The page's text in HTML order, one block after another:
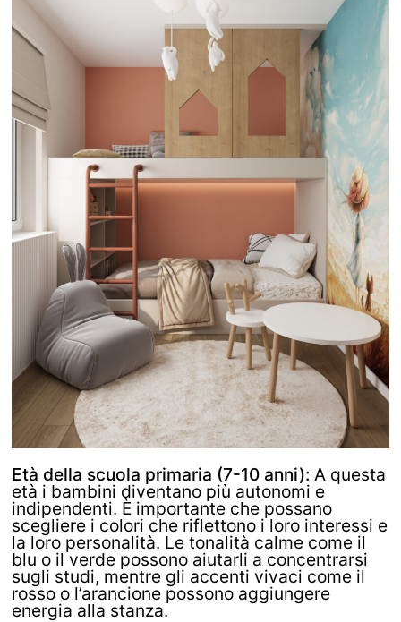
Età della scuola primaria (7-10 anni): A questa
età i bambini diventano più autonomi e
indipendenti. È importante che possano
scegliere i colori che riflettono i loro interessi e
la loro personalità. Le tonalità calme come il
blu o il verde possono aiutarli a concentrarsi
sugli studi, mentre gli accenti vivaci come il
rosso o l’arancione possono aggiungere
energia alla stanza.